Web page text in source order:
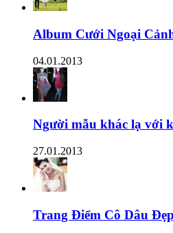
Album Cưới Ngoại
04.01.2013
Người mẫu khác lạ với
27.01.2013
Trang Điểm Cô Dâu